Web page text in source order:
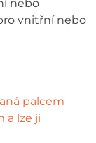
nebo
vnitřní nebo
palcem
a lze ji